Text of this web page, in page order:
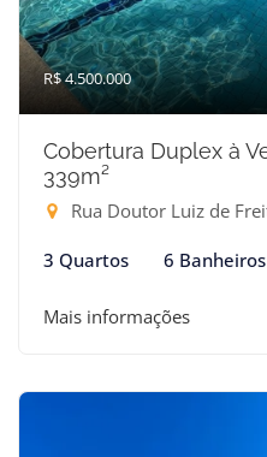
R$ 4.500.000
Cobertura Duplex à
339m²
Rua Doutor Luiz de Freitas
3 Quartos 6 Banheiros
Mais informações